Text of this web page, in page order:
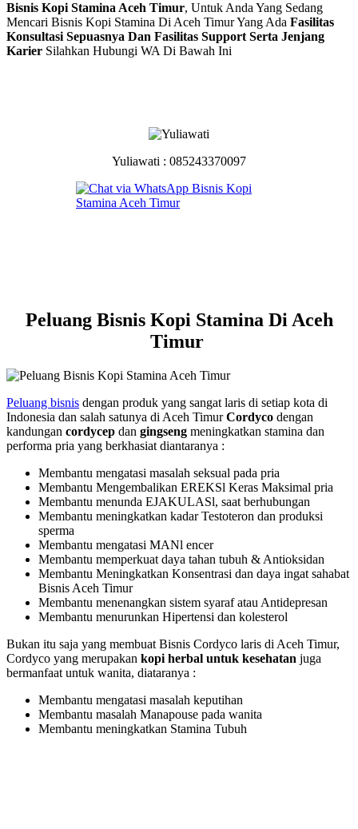
Bisnis Kopi Stamina Aceh Timur, Untuk Anda Yang Sedang
Mencari Bisnis Kopi Stamina Di Aceh Timur Yang Ada Fasilitas
Konsultasi Sepuasnya Dan Fasilitas Support Serta Jenjang
Karier Silahkan Hubungi WA Di Bawah Ini
Yuliawati : 085243370097
Peluang Bisnis Kopi Stamina Di Aceh
Timur
Peluang bisnis dengan produk yang sangat laris di setiap kota di
Indonesia dan salah satunya di Aceh TimurCordyco dengan
kandungan cordycep dan gingseng meningkatkan stamina dan
performa pria yang berkhasiat diantaranya :
Membantu mengatasi masalah seksual pada pria
Membantu Mengembalikan EREKSl Keras Maksimal pria
Membantu menunda EJAKULASl, saat berhubungan
Membantu meningkatkan kadar Testoteron dan produksi
sperma
Membantu mengatasi MANl encer
Membantu memperkuat daya tahan tubuh & Antioksidan
Membantu Meningkatkan Konsentrasi dan daya ingat sahabat
Bisnis Aceh Timur
Membantu menenangkan sistem syaraf atau Antidepresan
Membantu menurunkan Hipertensi dan kolesterol
Bukan itu saja yang membuat Bisnis Cordyco laris di Aceh Timur,
Cordyco yang merupakan kopi herbal untuk kesehatan juga
bermanfaat untuk wanita, diataranya :
Membantu mengatasi masalah keputihan
Membantu masalah Manapouse pada wanita
Membantu meningkatkan Stamina Tubuh